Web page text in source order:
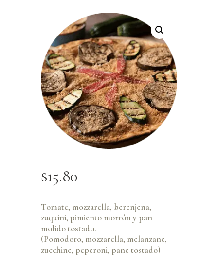
$15.80
Tomate, mozzarella, berenjena,
zuquini, pimiento morrón y pan
molido tostado.
(Pomodoro, mozzarella, melanzane,
zucchine, peperoni, pane tostado)